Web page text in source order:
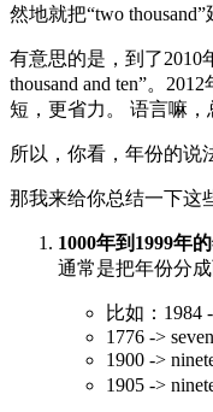
然地就把“two
有意思的是，到了2010
thousand and ten”。
短，更省力。 语言嘛，
所以，你看，年份的说
那我来给你总结一下这
1000年到1999年
通常是把年份分
比如：1984
1776 ->
1900 ->
1905 ->